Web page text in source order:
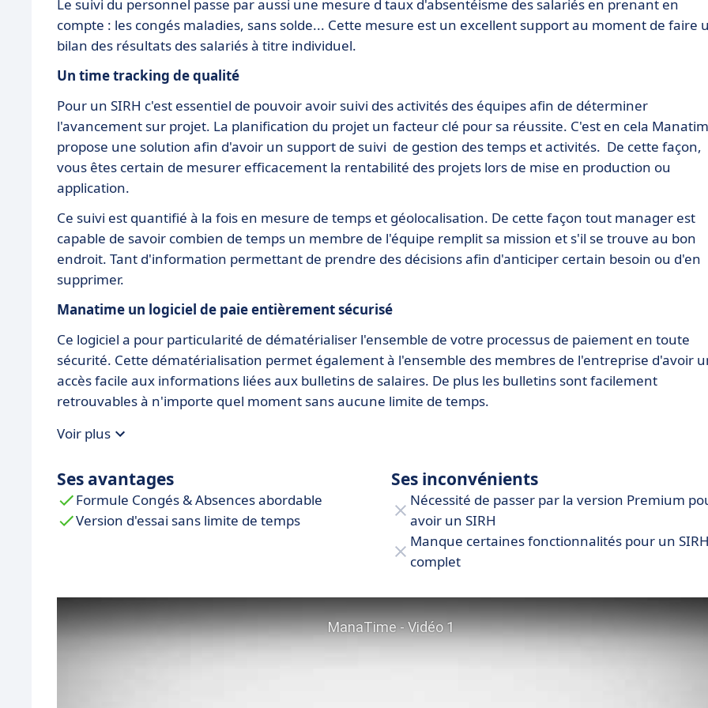
Le suivi du personnel passe par aussi une mesure d taux d'absentéisme des salariés en prenant en
compte : les congés maladies, sans solde... Cette mesure est un excellent support au moment de faire
bilan des résultats des salariés à titre individuel.
Un time tracking de qualité
Pour un SIRH c'est essentiel de pouvoir avoir suivi des activités des équipes afin de déterminer
l'avancement sur projet. La planification du projet un facteur clé pour sa réussite. C'est en cela
propose une solution afin d'avoir un support de suivi de gestion des temps et activités. De cette façon,
vous êtes certain de mesurer efficacement la rentabilité des projets lors de mise en production ou
application.
Ce suivi est quantifié à la fois en mesure de temps et géolocalisation. De cette façon tout manager est
capable de savoir combien de temps un membre de l'équipe remplit sa mission et s'il se trouve au bon
endroit. Tant d'information permettant de prendre des décisions afin d'anticiper certain besoin ou d'en
supprimer.
Manatime un logiciel de paie entièrement sécurisé
Ce logiciel a pour particularité de dématérialiser l'ensemble de votre processus de paiement en toute
sécurité. Cette dématérialisation permet également à l'ensemble des membres de l'entreprise d'avoir
accès facile aux informations liées aux bulletins de salaires. De plus les bulletins sont facilement
retrouvables à n'importe quel moment sans aucune limite de temps.
Voir plus
Ses avantages
Formule Congés & Absences abordable
Version d'essai sans limite de temps
Ses inconvénients
Nécessité de passer par la version Premium
avoir un SIRH
Manque certaines fonctionnalités pour un SIRH
complet